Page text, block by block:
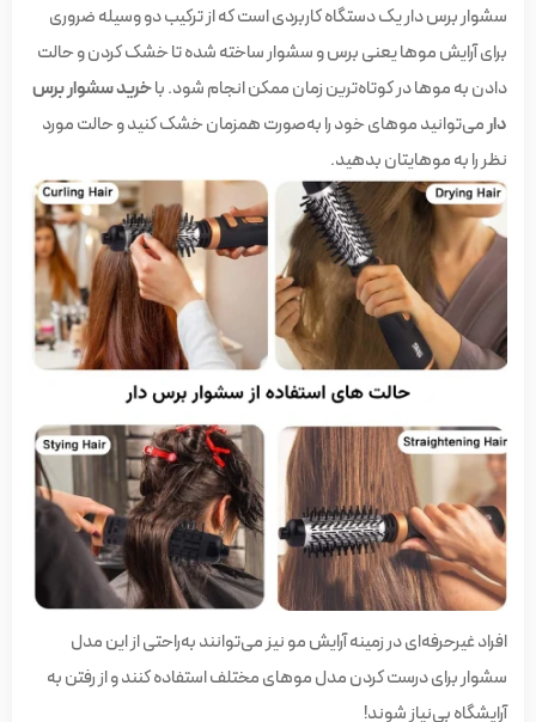
سشوار برس دار یک دستگاه کاربردی است که از ترکیب دو وسیله ضروری
برای آرایش موها یعنی برس و سشوار ساخته شده تا خشک کردن و حالت
دادن به موها در کوتاه‌ترین زمان ممکن انجام شود. باخرید سشوار برس
دارمی‌توانید موهای خود را به‌صورت همزمان خشک کنید و حالت مورد
نظر را به موهایتان بدهید.
افراد غیرحرفه‌ای در زمینه آرایش مو نیز می‌توانند به‌راحتی از این مدل
سشوار برای درست کردن مدل موهای مختلف استفاده کنند و از رفتن به
آرایشگاه بی‌نیاز شوند!